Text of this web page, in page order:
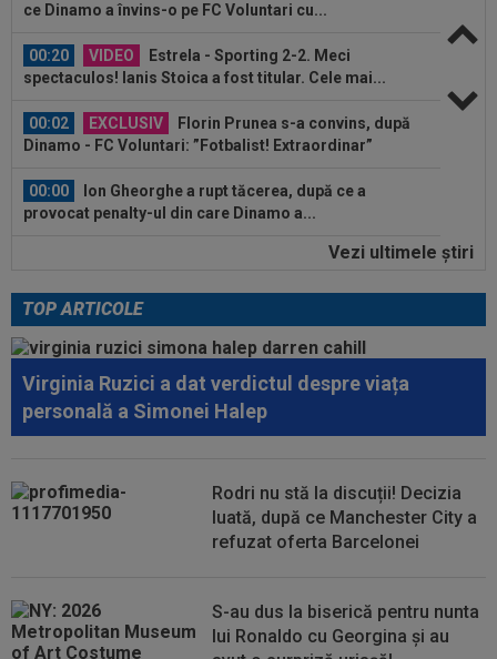
ce Dinamo a învins-o pe FC Voluntari cu...
00:20 VIDEO
Estrela - Sporting 2-2. Meci
spectaculos! Ianis Stoica a fost titular. Cele mai...
00:02 EXCLUSIV
Florin Prunea s-a convins, după
Dinamo - FC Voluntari: ”Fotbalist! Extraordinar”
00:00
Ion Gheorghe a rupt tăcerea, după ce a
provocat penalty-ul din care Dinamo a...
Salariul lui Marius Șumudică la
00:39
Reacția total neașteptată a lui Nuno Campos,
întrebat de Adrian Mazilu după...
00:39
Florin Pîrvu a surprins pe toată lumea, după
umilința cu Dinamo
Venezia Giulia Cup”! Udinese a dat lovitura...
Alex Musi a dat declarația serii, după
ce Dinamo a învins-o pe FC Voluntari cu...
spectaculos! Ianis Stoica a fost titular. Cele mai...
Vezi ultimele ştiri
TOP ARTICOLE
Virginia Ruzici a dat verdictul despre viața
personală a Simonei Halep
Rodri nu stă la discuții! Decizia
luată, după ce Manchester City a
refuzat oferta Barcelonei
S-au dus la biserică pentru nunta
lui Ronaldo cu Georgina și au